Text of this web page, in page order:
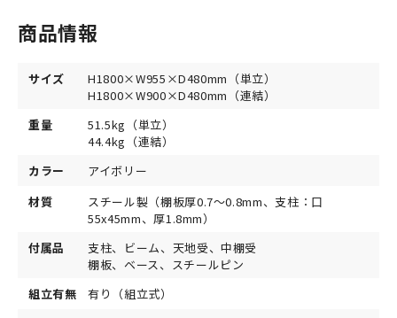
商品情報
サイズ
H1800×W955×D480mm（単立）
H1800×W900×D480mm（連結）
重量
51.5kg（単立）
44.4kg（連結）
カラー
アイボリー
材質
スチール製（棚板厚0.7～0.8mm、支柱：口
55x45mm、厚1.8mm）
付属品
支柱、ビーム、天地受、中棚受
棚板、ベース、スチールピン
組立有無
有り（組立式）